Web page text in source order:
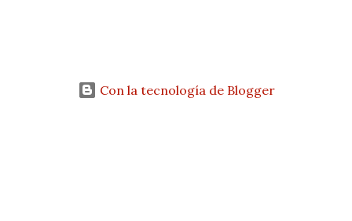
Con la tecnología de Blogger